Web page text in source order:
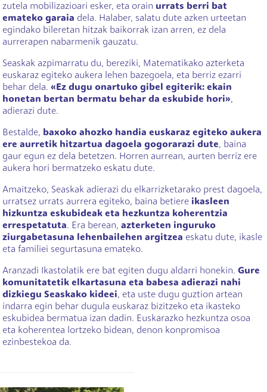
zutela mobilizazioari esker, eta orain urrats berri bat
emateko garaia dela. Halaber, salatu dute azken urteetan
egindako bileretan hitzak baikorrak izan arren, ez dela
aurrerapen nabarmenik gauzatu.
Seaskak azpimarratu du, bereziki, Matematikako azterketa
euskaraz egiteko aukera lehen bazegoela, eta berriz ezarri
behar dela. «Ez dugu onartuko gibel egiterik: ekain
honetan bertan bermatu behar da eskubide hori»,
adierazi dute.
Bestalde, baxoko ahozko handia euskaraz egiteko aukera
ere aurretik hitzartua dagoela gogorarazi dute, baina
gaur egun ez dela betetzen. Horren aurrean, aurten berriz ere
aukera hori bermatzeko eskatu dute.
Amaitzeko, Seaskak adierazi du elkarrizketarako prest dagoela,
urratsez urrats aurrera egiteko, baina betiere ikasleen
hizkuntza eskubideak eta hezkuntza koherentzia
errespetatuta. Era berean, azterketen inguruko
ziurgabetasuna lehenbailehen argitzea eskatu dute, ikasle
eta familiei segurtasuna emateko.
Aranzadi Ikastolatik ere bat egiten dugu aldarri honekin. Gure
komunitatetik elkartasuna eta babesa adierazi nahi
dizkiegu Seaskako kideei, eta uste dugu guztion artean
indarra egin behar dugula euskaraz bizitzeko eta ikasteko
eskubidea bermatua izan dadin. Euskarazko hezkuntza osoa
eta koherentea lortzeko bidean, denon konpromisoa
ezinbestekoa da.